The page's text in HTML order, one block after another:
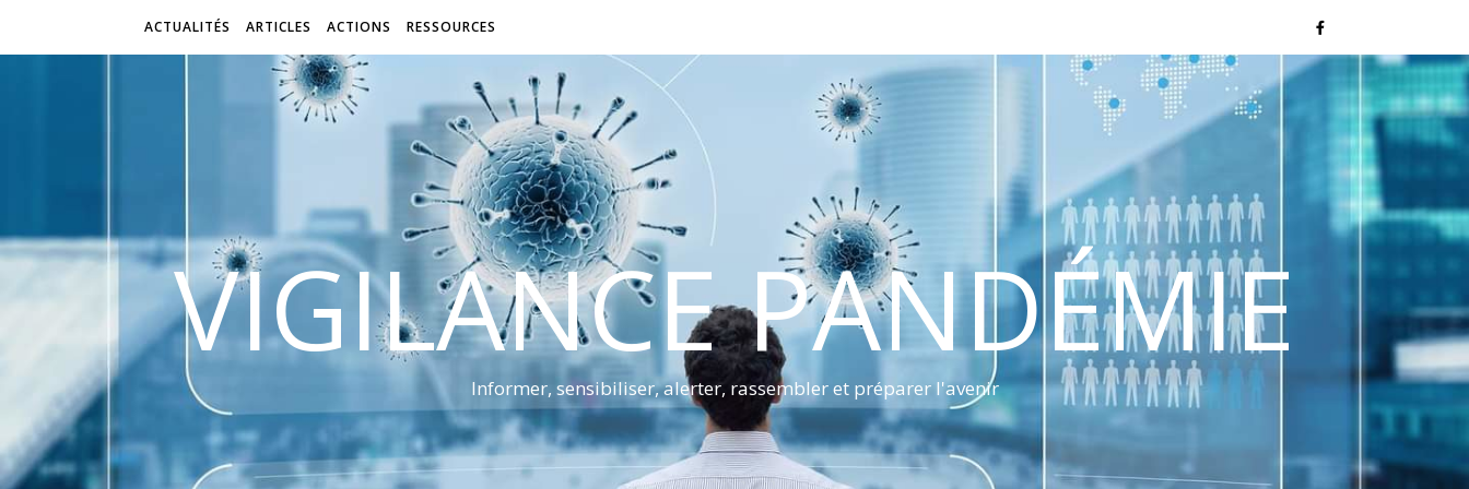
ACTUALITÉS ARTICLES ACTIONS RESSOURCES
VIGILANCE PANDÉMIE
Informer, sensibiliser, alerter, rassembler et préparer l'avenir